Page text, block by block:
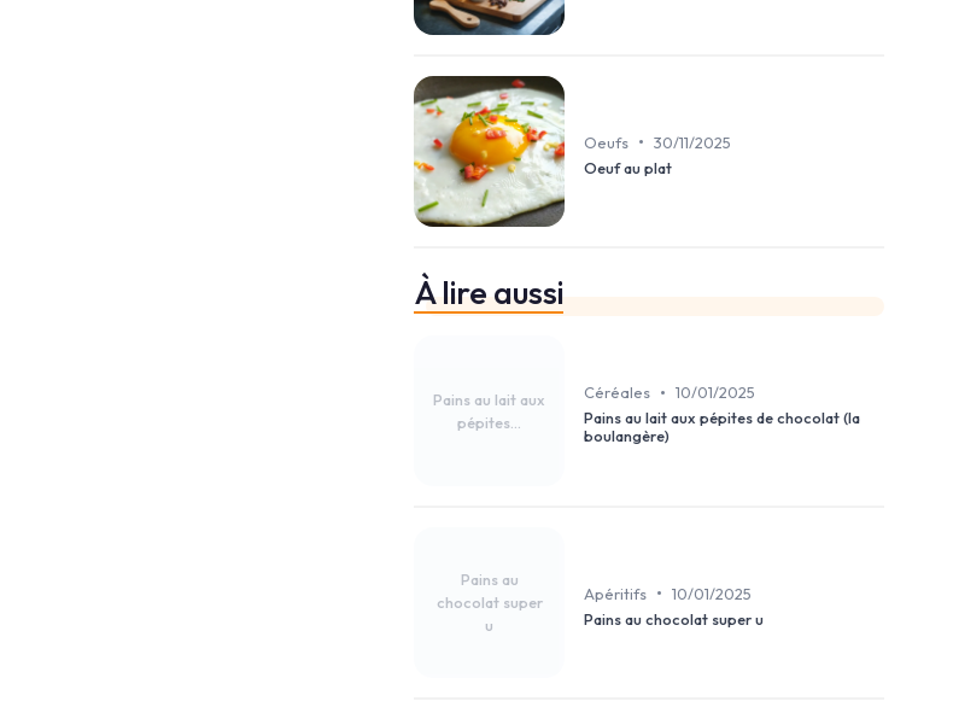
Oeufs • 30/11/2025
Oeuf au plat
À lire aussi
Pains au lait aux
pépites...
Céréales • 10/01/2025
Pains au lait aux pépites de chocolat (la
boulangère)
Pains au
chocolat super
u
Apéritifs • 10/01/2025
Pains au chocolat super u